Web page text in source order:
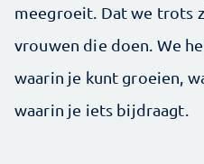
meegroeit. Dat we trots
vrouwen die doen. We
waarin je kunt groeien,
waarin je iets bijdraagt.